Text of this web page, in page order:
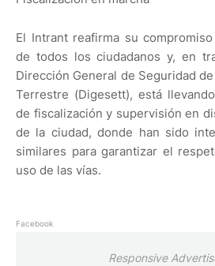
El Intrant reafirma su
de todos los ciudadanos y, en
Dirección General de Seguridad
Terrestre (Digesett), está
de fiscalización y supervisión en
de la ciudad, donde han sido
similares para garantizar el
uso de las vías.
Facebook
Responsive